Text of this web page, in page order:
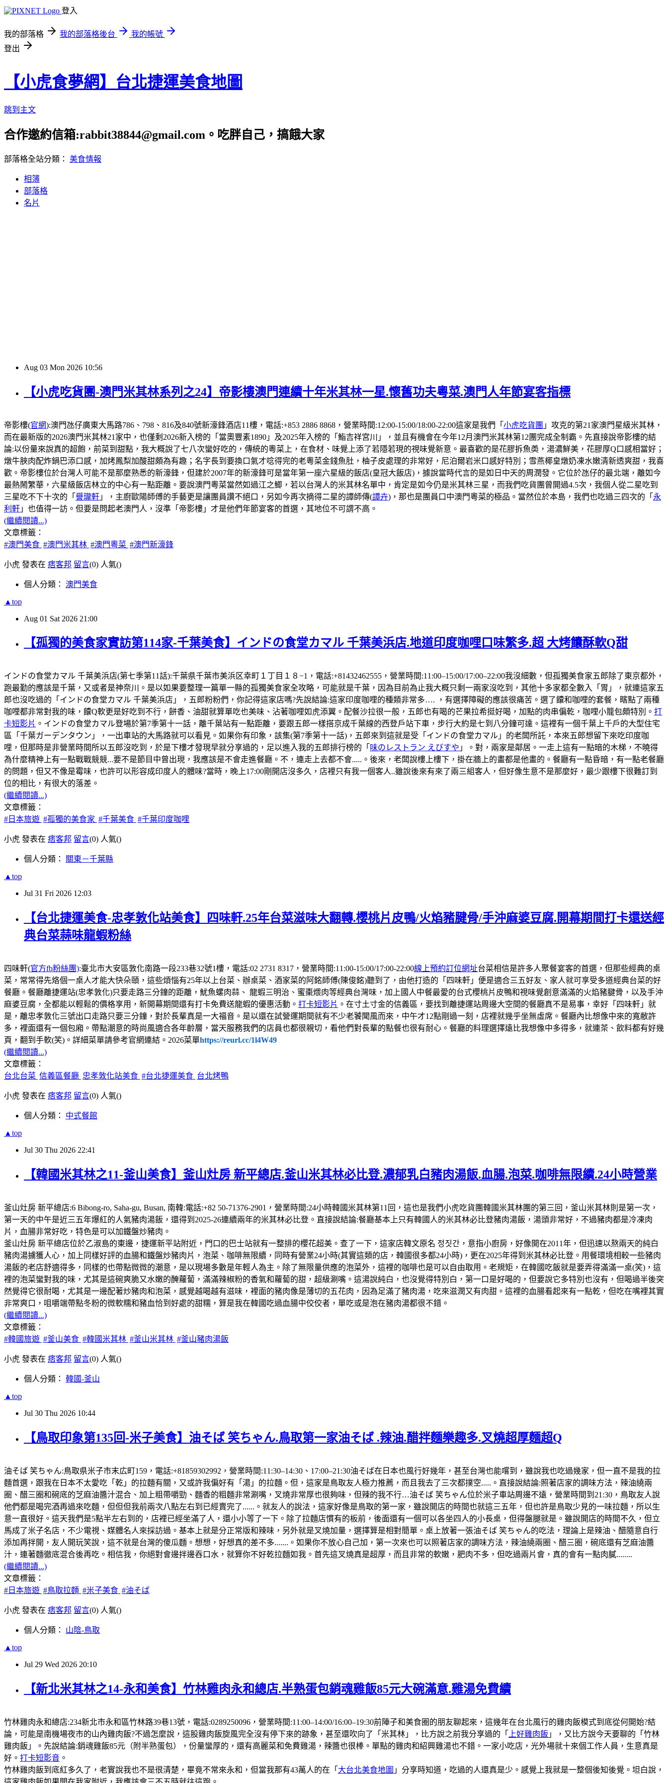
登入
我的部落格 我的部落格後台
我的帳號
登出
【小虎食夢網】台北捷運美食地圖
跳到主文
合作邀約信箱:rabbit38844@gmail.com。吃胖自己，搞餓大家
部落格全站分類： 美食情報
相簿
部落格
名片
Aug 03 Mon 2026 10:56
【小虎吃貨團-澳門米其林系列之24】帝影樓澳門連續十年米其林一星.懷舊功夫粵菜.澳門人年節宴客指標
帝影樓(官網):澳門氹仔廣東大馬路786、798、816及840號新濠鋒酒店11樓，電話:+853 2886 8868，營業時間:12:00-15:00/18:00-22:00這家是我們「 小虎吃貨團 」攻克的第21家澳門星級米其林，
而在最新版的2026澳門米其林21家中，也僅剩2026新入榜的「當奧豐素1890」及2025年入榜的「鮨吉祥宮川」，並且有機會在今年12月澳門米其林第12團完成全制霸。先直接說帝影樓的結
論:以份量來說真的超飽，前菜到甜點，我大概說了七八次蠻好吃的，傳統的粵菜上，在食材、味覺上添了若隱若現的視味覺新意。最喜歡的是花膠拆魚𡙡，湯濃鮮美，花膠厚Q口感相當好；
燉牛脥肉配炸鍋巴添口感，加烤鳳梨加酸甜頗為有趣；名字長到要換口氣才唸得完的老粵菜金錢魚肚，柚子皮處理的非常好，尼泊爾岩米口感好特別；雪燕椰皇燉奶凍水嫩清新透爽甜，我喜
歡。帝影樓位於台灣人可能不是那麼熟悉的新濠鋒，但建於2007年的新濠鋒可是當年第一座六星級的飯店(皇冠大飯店)，據說當時代言的是如日中天的周潤發。它位於氹仔的最北端，離如今
最熱鬧繁華，六星級飯店林立的中心有一點距離。要說澳門粵菜當然如過江之鯽，若以台灣人的米其林名單中，肯定是如今仍是米其林三星，而我們吃貨團曾開過4.5次，我個人從二星吃到
三星吃不下十次的「 譽瓏軒 」，主廚歐陽師傅的手藝更是讓團員讚不絕口，另如今再次摘得二星的譚師傳(譚卉)，那也是團員口中澳門粵菜的極品。當然位於本島，我們也吃過三四次的「 永
利軒 」也值得一訪。但要是問起老澳門人，沒準「帝影樓」才是他們年節宴客的首選，其地位不可謂不高。
(繼續閱讀...)
文章標籤：
#澳門美食 #澳門米其林 #澳門粵菜 #澳門新濠鋒
小虎 發表在 痞客邦 留言(0) 人氣()
個人分類： 澳門美食
▲top
Aug 01 Sat 2026 21:00
【孤獨的美食家實訪第114家-千葉美食】インドの食堂カマル 千葉美浜店.地道印度咖哩口味繁多.超 大烤饢酥軟Q甜
インドの食堂カマル 千葉美浜店(第七季第11話):千葉県千葉市美浜区幸町１丁目１８−1，電話:+81432462555，營業時間:11:00–15:00/17:00–22:00我沒細數，但孤獨美食家五郎除了東京都外，
跑最勤的應該是千葉，又或者是神奈川。是以如果要整理一篇單一縣的孤獨美食家全攻略，可能就是千葉，因為目前為止我大概只剩一兩家沒吃到，其他十多家都全數入「胃」，就連這家五
郎也沒吃過的「インドの食堂カマル 千葉美浜店」，五郎粉粉們，你記得這家店嗎?先說結論:這家印度咖哩的種類非常多…. ，有選擇障礙的應該很痛苦。選了饢和咖哩的套餐，瞎點了兩種
咖哩都非常對我的味，饢Q軟更是好吃到不行，餅香、油甜就算單吃也美味、沾著咖哩如虎添翼。配餐沙拉很一般，五郎也有喝的芒果拉希挺好喝，加點的肉串偏乾，咖哩小籠包頗特別。 打
卡短影片 。インドの食堂カマル登場於第7季第十一話，離千葉站有一點距離，要跟五郎一樣搭京成千葉線的西登戶站下車，步行大約是七到八分鐘可達。這裡有一個千葉上千戶的大型住宅
區「千葉ガーデンタウン」，一出車站的大馬路就可以看見。如果你有印象，該集(第7季第十一話)，五郎來到這就是受「インドの食堂カマル」的老闆所託，本來五郎想留下來吃印度咖
哩，但那時是非營業時間所以五郎沒吃到，於是下樓才發現早就分享過的，足以進入我的五郎排行榜的「 味のレストラン えびすや 」。對，兩家是鄰居。一走上這有一點暗的木梯，不曉得
為什麼精神上有一點戰戰競競...要不是節目中曾出現，我應該是不會走進餐廳。不，連走上去都不會.....。後來，老闆說樓上樓下，掛在牆上的畫都是他畫的。餐廳有一點昏暗，有一點老餐廳
的問題，但又不像是霉味，也許可以形容成印度人的體味?當時，晚上17:00剛開店沒多久，店裡只有我一個客人..雖說後來有來了兩三組客人，但好像生意不是那麼好，最少跟樓下很難訂到
位的相比，有很大的落差。
(繼續閱讀...)
文章標籤：
#日本旅遊 #孤獨的美食家 #千葉美食 #千葉印度咖哩
小虎 發表在 痞客邦 留言(0) 人氣()
個人分類： 關東－千葉縣
▲top
Jul 31 Fri 2026 12:03
【台北捷運美食-忠孝敦化站美食】四味軒.25年台菜滋味大翻轉.櫻桃片皮鴨/火焰豬腱骨/手沖麻婆豆腐.開幕期間打卡還送經
典台菜蒜味龍蝦粉絲
四味軒(官方fb粉絲團):臺北市大安區敦化南路一段233巷32號1樓，電話:02 2731 8317，營業時間:11:00-15:00/17:00-22:00線上預約訂位網址台菜相信是許多人聚餐宴客的首選，但那些經典的桌
菜，常常得先烙個一桌人才能大快朵頤，這些煩惱有25年以上台菜、辦桌菜、酒家菜的阿銘師傅(陳俊銘)聽到了，由他打造的「四味軒」便是適合三五好友、家人就可享受多道經典台菜的好
餐廳。餐廳離捷運站(忠孝敦化)只要走路三分鐘的距離，魷魚螺肉蒜、 龍蝦三明治、蜜棗煨肉等經典台灣味，加上國人中餐最愛的台式櫻桃片皮鴨和視味覺創意滿滿的火焰豬腱骨，以及手沖
麻婆豆腐，全都能以輕鬆的價格享用，新開幕期間還有打卡免費送龍蝦的優惠活動。 打卡短影片 。在寸土寸金的信義區，要找到離捷運站周邊大空間的餐廳真不是易事，幸好「四味軒」就
是，離忠孝敦化三號出口走路只要三分鐘，對於長輩真是一大福音。是以還在試營運期間就有不少老饕聞風而來，中午才12點剛過一刻，店裡就幾乎坐無虛席。餐廳內比想像中來的寬敝許
多，裡面還有一個包廂。帶點潮意的時尚風適合各年齡層，當天服務我們的店員也都很親切，看他們對長輩的點餐也很有耐心。餐廳的料理選擇遠比我想像中多得多，就連茶、飲料都有好幾
頁，翻到手軟(笑)。詳細菜單請參考官網連結。2026菜單https://reurl.cc/1l4W49
(繼續閱讀...)
文章標籤：
台北台菜 信義區餐廳 忠孝敦化站美食 #台北捷運美食 台北烤鴨
小虎 發表在 痞客邦 留言(0) 人氣()
個人分類： 中式餐館
▲top
Jul 30 Thu 2026 22:41
【韓國米其林之11-釜山美食】釜山灶房 新平總店.釜山米其林必比登.濃郁乳白豬肉湯飯.血腸.泡菜.咖啡無限續.24小時營業
釜山灶房 新平總店:6 Bibong-ro, Saha-gu, Busan, 南韓:電話:+82 50-71376-2901，營業時間:24小時韓國米其林第11回，這也是我們小虎吃貨團韓國米其林團的第三回，釜山米其林則是第一次，
第一天的中午是近三五年爆紅的人氣豬肉湯飯，還得到2025-26連續兩年的米其林必比登。直接說結論:餐廳基本上只有韓國人的米其林必比登豬肉湯飯，湯頭非常好，不過豬肉都是冷凍肉
片，血腸非常好吃，特色是可以加鐵盤炒豬肉。
釜山灶房 新平總店位於乙淑島的東邊，捷運新平站附近，門口的巴士站就有一整排的櫻花超美。查了一下，這家店韓文原名 정짓간，意指小廚房，好像開在2011年，但迅速以熬兩天的純白
豬肉湯擄獲人心，加上同樣好評的血腸和鐵盤炒豬肉片，泡菜、咖啡無限續，同時有營業24小時(其實這類的店，韓國很多都24小時)，更在2025年得到米其林必比登。用餐環境相較一些豬肉
湯飯的老店舒適得多，同樣的也帶點微微的潮意，是以現場多數是年輕人為主。除了無限量供應的泡菜外，這裡的咖啡也是可以自由取用。老規矩，在韓國吃飯就是要弄得滿滿一桌(笑)，這
裡的泡菜蠻對我的味，尤其是這碗爽脆又水嫩的醃蘿蔔，滿滿辣椒粉的香氣和蘿蔔的甜，超級涮嘴。這湯說純白，也沒覺得特別白，第一口是好喝的，但要說它多特別也沒有，但喝過半後突
然覺得它很耐喝，尤其是一邊配著炒豬肉和泡菜，感覺越喝越有滋味，裡面的豬肉像是薄切的五花肉，因為足滿了豬肉湯，吃來滋潤又有肉甜。這裡的血腸看起來有一點乾，但吃在嘴裡其實
非常爽口，咀嚼端帶點冬粉的微軟糯和豬血恰到好處的甜糯，算是我在韓國吃過血腸中佼佼者，單吃或是泡在豬肉湯都很不錯。
(繼續閱讀...)
文章標籤：
#韓國旅遊 #釜山美食 #韓國米其林 #釜山米其林 #釜山豬肉湯飯
小虎 發表在 痞客邦 留言(0) 人氣()
個人分類： 韓國-釜山
▲top
Jul 30 Thu 2026 10:44
【鳥取印象第135回-米子美食】油そば 笑ちゃん.鳥取第一家油そば .辣油.醋拌麵樂趣多.叉燒超厚麵超Q
油そば 笑ちゃん:鳥取県米子市末広町159，電話:+81859302992，營業時間:11:30–14:30、17:00–21:30油そば在日本也風行好幾年，甚至台灣也能嚐到，雖說我也吃過幾家，但一直不是我的拉
麵首選，跟我在日本不太愛吃「乾」的拉麵有關，又或許我偏好有「湯」的拉麵。但，這家是鳥取友人極力推薦，而且我去了三次都撲空.....。直接說結論:照著店家的調味方法，辣油繞兩
圈、醋三圈和碗底的芝麻油醬汁混合、加上粗帶嚼勁、麵香的粗麵非常涮嘴，叉燒非常厚也很夠味，但辣的我不行…油そば 笑ちゃん位於米子車站周邊不遠，營業時間到21:30，鳥取友人說
他們都是喝完酒再過來吃麵，但但但我前兩次八點左右到已經賣完了......。就友人的說法，這家好像是鳥取的第一家，雖說開店的時間也就這三五年，但也許是鳥取少見的一味拉麵，所以生
意一直很好。這天我們是5點半左右到的，店裡已經坐滿了人，還小小等了一下。除了拉麵店慣有的板前，後面還有一個可以各坐四人的小長桌，但得盤腿就是。雖說開店的時間不久，但立
馬成了米子名店，不少電視、媒體名人來採訪過。基本上就是分正常版和辣味，另外就是叉燒加量，選擇算是相對簡單。桌上放著一張油そば 笑ちゃん的吃法，理論上是辣油、醋隨意自行
添加再拌開，友人開玩笑說，這不就是台灣的傻瓜麵。想想，好想真的差不多.......。如果你不放心自己加，第一次來也可以照著店家的調味方法，辣油繞兩圈、醋三圈，碗底還有芝麻油醬
汁，連著麵徹底混合後再吃。相信我，你絕對會邊拌邊吞口水，就算你不好乾拉麵如我。首先這叉燒真是超厚，而且非常的軟嫩，肥肉不多，但吃過兩片會，真的會有一點肉膩........
(繼續閱讀...)
文章標籤：
#日本旅遊 #鳥取拉麵 #米子美食 #油そば
小虎 發表在 痞客邦 留言(0) 人氣()
個人分類： 山陰-鳥取
▲top
Jul 29 Wed 2026 20:10
【新北米其林之14-永和美食】竹林雞肉永和總店.半熟蛋包銷魂雞飯85元大碗滿意.雞湯免費續
竹林雞肉永和總店:234新北市永和區竹林路39巷13號，電話:0289250096，營業時間:11:00–14:00/16:00–19:30前陣子和美食圈的朋友聊起來，這幾年在台北風行的雞肉飯模式到底從何開始?結
論，可能是南機場夜市的山內雞肉飯?不過怎麼說，這股雞肉飯旋風完全沒有停下來的跡象，甚至還吹向了「米其林」，比方說之前我分享過的「
上好雞肉飯 」，又比方說今天要聊的「竹林
雞肉飯」。先說結論:銷魂雞飯85元（附半熟蛋包），份量蠻厚的，還有高麗菜和免費雞湯，辣醬也很棒。單點的雞肉和紹興雞湯也不錯。一家小吃店，光外場就十來個工作人員，生意真是
好。 打卡短影音 。
竹林雞肉飯到底紅多久了，老實說我也不是很清楚，畢竟不常來永和，但當我那有43萬人的在「 大台北美食地圖 」分享時知道，吃過的人還真是少。感覺上我就是一整個後知後覺。坦白說，